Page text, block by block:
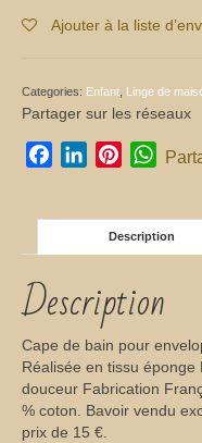
quantity
Ajouter à la liste
Categories: Enfant Linge de
Partager sur les réseaux
FacebookLinkedInPinterest
Description
Description
Cape de bain pour
Réalisée en tissu
douceur Fabrication
% coton. Bavoir vendu
prix de 15 €.